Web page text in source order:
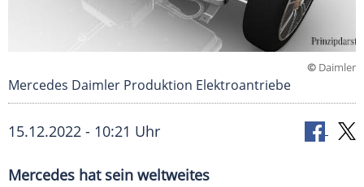
© Daimler
Mercedes Daimler Produktion Elektroantriebe
15.12.2022 - 10:21 Uhr
Mercedes hat sein weltweites